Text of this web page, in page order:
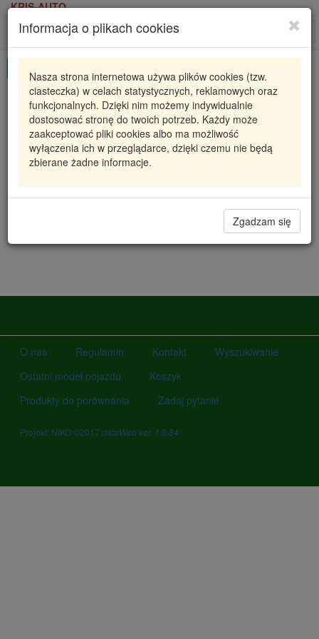
KRIS-AUTO
Informacja o plikach cookies
Nasza strona internetowa używa plików cookies (tzw.
ciasteczka) w celach statystycznych, reklamowych oraz
funkcjonalnych. Dzięki nim możemy indywidualnie
dostosować stronę do twoich potrzeb. Każdy może
zaakceptować pliki cookies albo ma możliwość
wyłączenia ich w przeglądarce, dzięki czemu nie będą
zbierane żadne informacje.
Zgadzam się
Karta produktu
CD1138 CD
PRZEWÓD HAMULCOWY GIĘTKI *SUZUKI
32,62 zł
Filia Lublin 0
Magazyn II
O nas Regulamin Kontakt
Wyszukiwanie
Ostatni model pojazdu
Koszyk
Produkty do porównania
Zadaj pytanie
Projekt: NIKO ©2017 dataWeb ver. 1.0.84